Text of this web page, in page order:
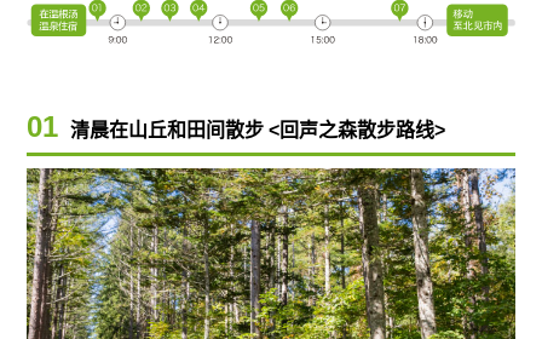
01 清晨在山丘和田间散步 <回声之森散步路线>